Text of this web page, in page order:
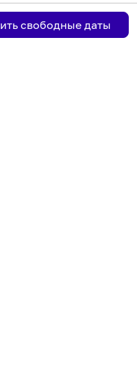
свободные даты